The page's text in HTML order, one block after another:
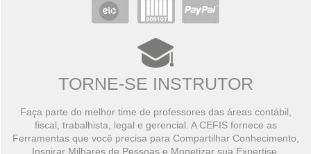
TORNE-SE INSTRUTOR
Faça parte do melhor time de professores das áreas contábil,
fiscal, trabalhista, legal e gerencial. A CEFIS fornece as
Ferramentas que você precisa para Compartilhar Conhecimento,
Inspirar Milhares de Pessoas e Monetizar sua Expertise.